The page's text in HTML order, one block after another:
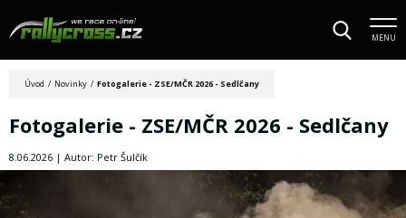
MENU
Úvod / Novinky / Fotogalerie - ZSE/MČR 2026 - Sedlčany
Fotogalerie - ZSE/MČR 2026 - Sedlčany
8.06.2026 | Autor: Petr Šulčík